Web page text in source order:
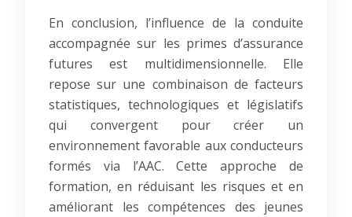
En conclusion, l’influence de la conduite
accompagnée sur les primes d’assurance
futures est multidimensionnelle. Elle
repose sur une combinaison de facteurs
statistiques, technologiques et législatifs
qui convergent pour créer un
environnement favorable aux conducteurs
formés via l’AAC. Cette approche de
formation, en réduisant les risques et en
améliorant les compétences des jeunes